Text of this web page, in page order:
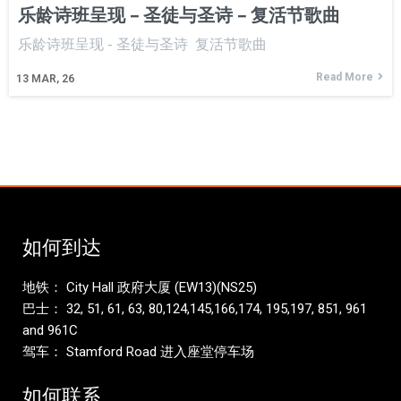
乐龄诗班呈现 – 圣徒与圣诗 – 复活节歌曲
13 MAR, 26
乐龄诗班呈现 - 圣徒与圣诗 复活节歌曲
Read More
如何到达
地铁： City Hall 政府大厦 (EW13)(NS25)
巴士： 32, 51, 61, 63, 80,124,145,166,174, 195,197, 851, 961
and 961C
驾车： Stamford Road 进入座堂停车场
如何联系